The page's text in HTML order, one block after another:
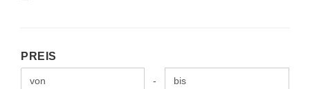
PREIS
PREIS
Preis bis -